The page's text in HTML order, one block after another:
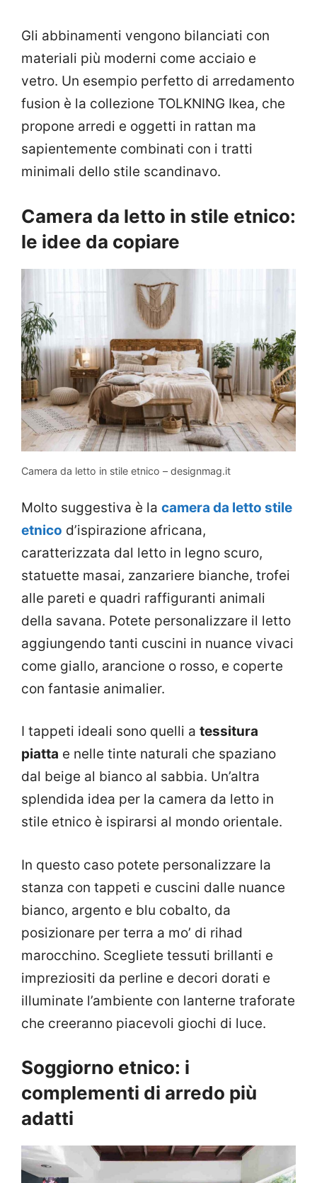
Gli abbinamenti vengono bilanciati con
materiali più moderni come acciaio e
vetro. Un esempio perfetto di arredamento
fusion è la collezione TOLKNING Ikea, che
propone arredi e oggetti in rattan ma
sapientemente combinati con i tratti
minimali dello stile scandinavo.
Camera da letto in stile etnico:
le idee da copiare
Camera da letto in stile etnico – designmag.it
Molto suggestiva è la camera da letto stile
etnico d’ispirazione africana,
caratterizzata dal letto in legno scuro,
statuette masai, zanzariere bianche, trofei
alle pareti e quadri raffiguranti animali
della savana. Potete personalizzare il letto
aggiungendo tanti cuscini in nuance vivaci
come giallo, arancione o rosso, e coperte
con fantasie animalier.
I tappeti ideali sono quelli a tessitura
piatta e nelle tinte naturali che spaziano
dal beige al bianco al sabbia. Un’altra
splendida idea per la camera da letto in
stile etnico è ispirarsi al mondo orientale.
In questo caso potete personalizzare la
stanza con tappeti e cuscini dalle nuance
bianco, argento e blu cobalto, da
posizionare per terra a mo’ di rihad
marocchino. Scegliete tessuti brillanti e
impreziositi da perline e decori dorati e
illuminate l’ambiente con lanterne traforate
che creeranno piacevoli giochi di luce.
Soggiorno etnico: i
complementi di arredo più
adatti